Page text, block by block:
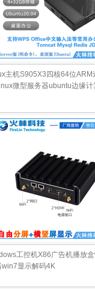
主机S905X3四核64位ARM
微型服务器ubuntu边缘计
工控机X86广告机播放
win7显示解码4K